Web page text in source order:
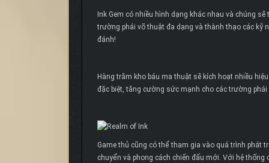
Ink Gem có nhiều hình dạng khác nhau và chúng
trường phái võ thuật đa dạng và thành thạo các kỹ
đánh!
Hàng trăm kho báu ma thuật sẽ kích hoạt nhiều
đặc biệt, tăng cường sức mạnh cho các trường
Game thủ cũng có thể tham gia vào quá trình phát
chuyển và phong cách chiến đấu mới. Với hệ thống